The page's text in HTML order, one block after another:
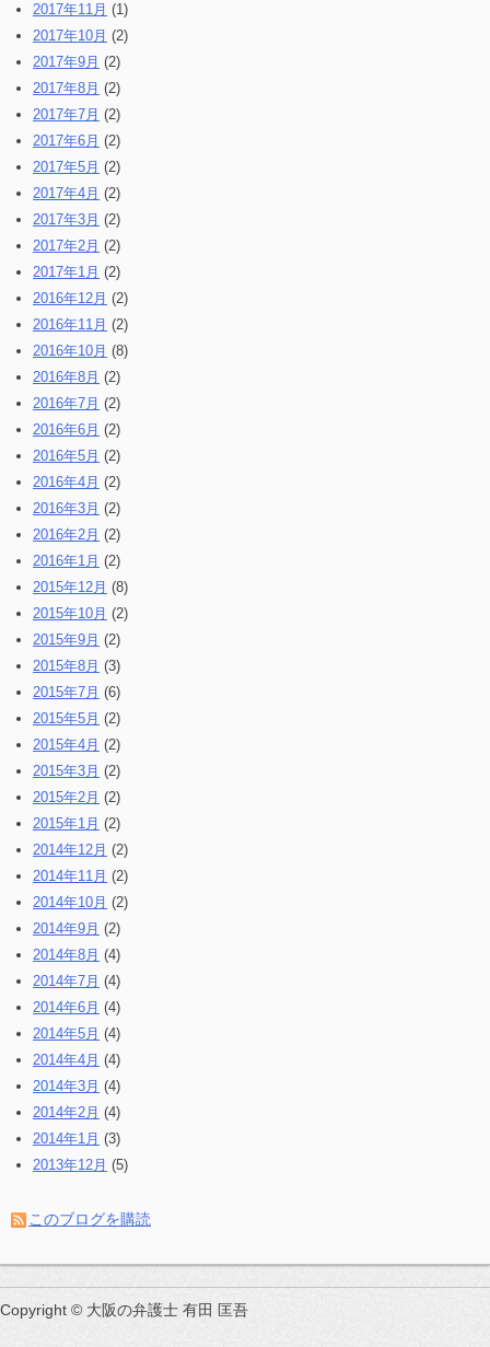
2017年11月 (1)
2017年10月 (2)
2017年9月 (2)
2017年8月 (2)
2017年7月 (2)
2017年6月 (2)
2017年5月 (2)
2017年4月 (2)
2017年3月 (2)
2017年2月 (2)
2017年1月 (2)
2016年12月 (2)
2016年11月 (2)
2016年10月 (8)
2016年8月 (2)
2016年7月 (2)
2016年6月 (2)
2016年5月 (2)
2016年4月 (2)
2016年3月 (2)
2016年2月 (2)
2016年1月 (2)
2015年12月 (8)
2015年10月 (2)
2015年9月 (2)
2015年8月 (3)
2015年7月 (6)
2015年5月 (2)
2015年4月 (2)
2015年3月 (2)
2015年2月 (2)
2015年1月 (2)
2014年12月 (2)
2014年11月 (2)
2014年10月 (2)
2014年9月 (2)
2014年8月 (4)
2014年7月 (4)
2014年6月 (4)
2014年5月 (4)
2014年4月 (4)
2014年3月 (4)
2014年2月 (4)
2014年1月 (3)
2013年12月 (5)
このブログを購読
Copyright © 大阪の弁護士 有田 匡吾